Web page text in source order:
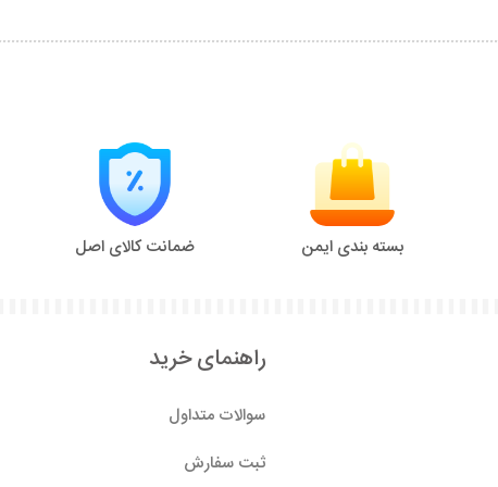
بسته بندی ایمن ضمانت کالای اصل
راهنمای خرید
سوالات متداول
ثبت سفارش